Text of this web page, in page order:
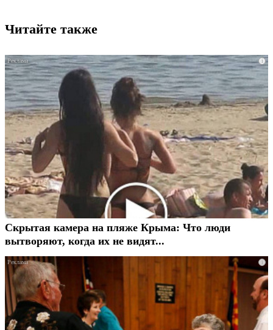
Читайте также
i
Скрытая камера на пляже Крыма: Что люди
вытворяют, когда их не видят...
i